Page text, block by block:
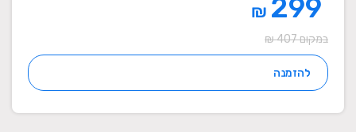
₪
במקום 407 ₪
להזמנה